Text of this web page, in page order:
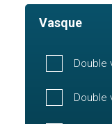
Vasque
Double
Double